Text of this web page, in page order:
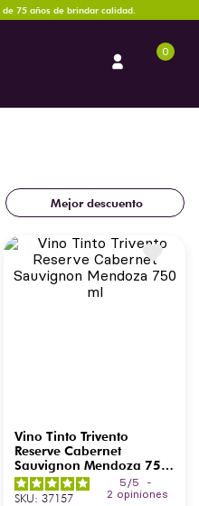
75 años de brindar calidad.
0
Mejor descuento
Vino Tinto Trivento
Reserve Cabernet
Sauvignon Mendoza 750
ml
5 /5
-
2 opiniones
SKU: 37157